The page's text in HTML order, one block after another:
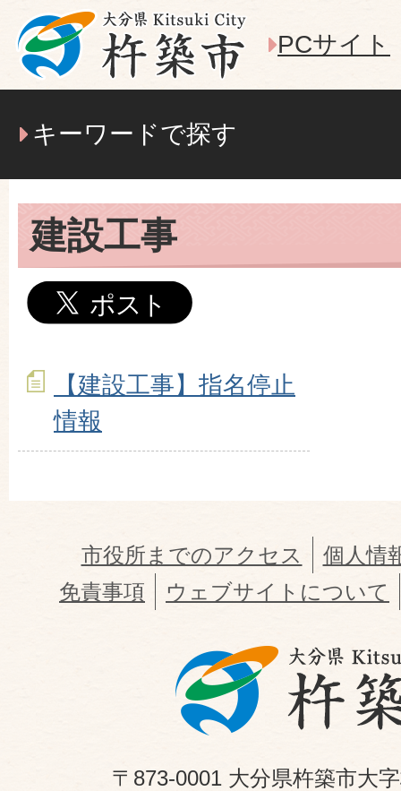
PCサイト
キーワードで探す
建設工事
【建設工事】指名停止
情報
市役所までのアクセス
個人情
免責事項
ウェブサイトについて
〒873-0001 大分県杵築市大